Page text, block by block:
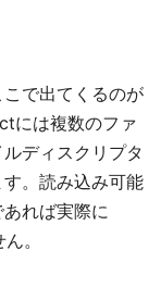
で出てくるのが
には複数のファ
ディスクリプタ
。読み込み可能
れば実際に
。